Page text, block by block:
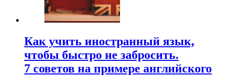
Как учить иностранный язык,
чтобы быстро не забросить.
7 советов на примере английского